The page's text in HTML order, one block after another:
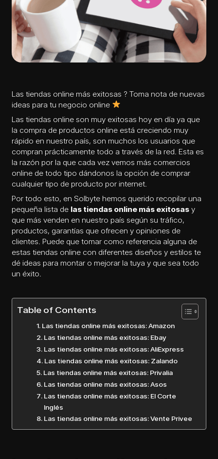
Las tiendas online más exitosas ? Toma nota de nuevas
ideas para tu negocio online
Las tiendas online son muy exitosas hoy en día ya que
la compra de productos online está creciendo muy
rápido en nuestro país, son muchos los usuarios que
compran prácticamente todo a través de la red. Esta es
la razón por la que cada vez vemos más comercios
online de todo tipo dándonos la opción de comprar
cualquier tipo de producto por internet.
Por todo esto, en Solbyte hemos querido recopilar una
pequeña lista de las tiendas online más exitosas y
que más venden en nuestro país según su tráfico,
productos, garantías que ofrecen y opiniones de
clientes. Puede que tomar como referencia alguna de
estas tiendas online con diferentes diseños y estilos te
dé ideas para montar o mejorar la tuya y que sea todo
un éxito.
Table of Contents
Las tiendas online más exitosas: Amazon
Las tiendas online más exitosas: Ebay
Las tiendas online más exitosas: AliExpress
Las tiendas online más exitosas: Zalando
Las tiendas online más exitosas: Privalia
Las tiendas online más exitosas: Asos
Las tiendas online más exitosas: El Corte
Inglés
Las tiendas online más exitosas: Vente Privee